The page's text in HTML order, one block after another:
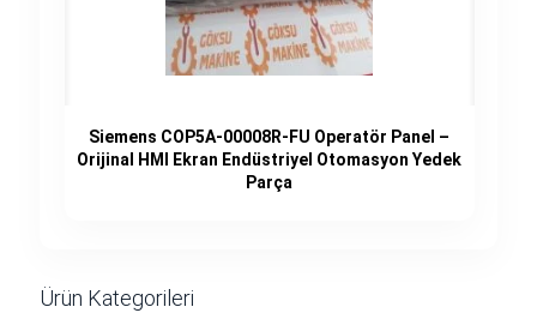
Siemens COP5A-00008R-FU Operatör Panel –
Orijinal HMI Ekran Endüstriyel Otomasyon Yedek
Parça
Ürün Kategorileri